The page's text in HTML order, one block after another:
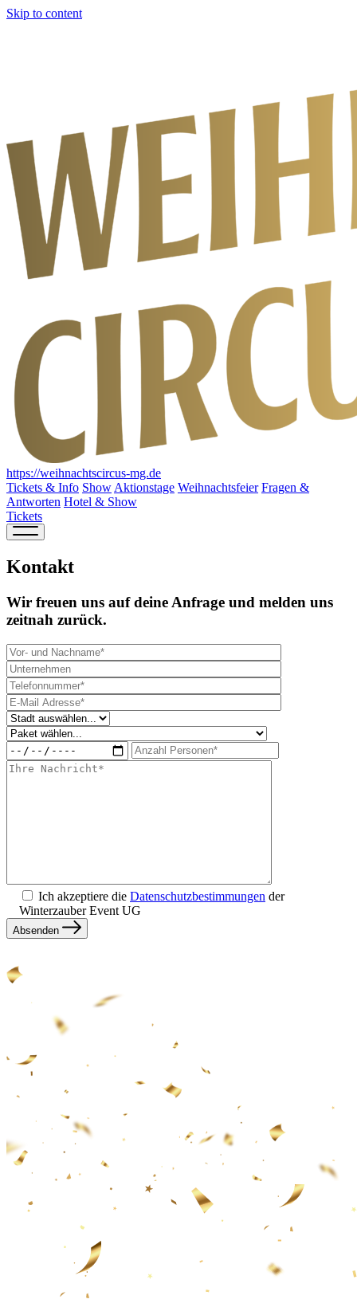
Skip to content
https://weihnachtscircus-mg.de
Tickets & Info Show Aktionstage Weihnachtsfeier Fragen &
Antworten Hotel & Show
Tickets
Kontakt
Wir freuen uns auf deine Anfrage und melden uns
zeitnah zurück.
Ich akzeptiere die Datenschutzbestimmungen der
Winterzauber Event UG
Absenden